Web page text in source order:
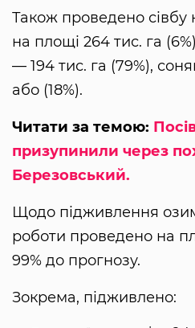
Також проведено сівбу
на площі 264 тис. га
— 194 тис. га (79%),
або (18%).
Читати за темою:
призупинили через
Березовський.
Щодо підживлення
роботи проведено на
99% до прогнозу.
Зокрема, підживлено: